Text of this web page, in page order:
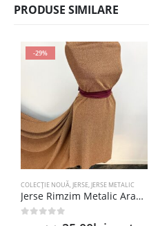
PRODUSE SIMILARE
-29%
COLECȚIE NOUĂ JERSE JERSE METALIC
Jerse Rimzim Metalic Aramiu – Cupru